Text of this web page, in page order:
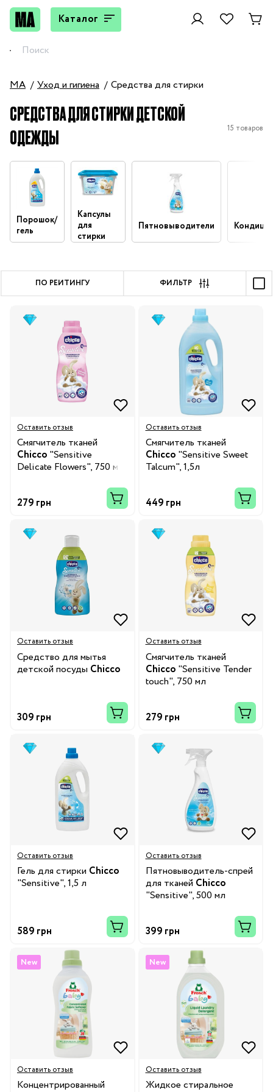
Каталог
MA Уход и гигиена Средства для стирки
СРЕДСТВА ДЛЯ СТИРКИ ДЕТСКОЙ
ОДЕЖДЫ
15 товаров
Порошок/
гель
Капсулы
для
стирки
Пятновыводители
ПО РЕЙТИНГУ ФИЛЬТР
Оставить отзыв
Смягчитель тканей
Chicco "Sensitive
Delicate Flowers", 750 мл
279 грн
Оставить отзыв
Смягчитель тканей
Chicco "Sensitive Sweet
Talcum", 1,5л
449 грн
Оставить отзыв
Средство для мытья
детской посуды Chicco
309 грн
Оставить отзыв
Смягчитель тканей
Chicco "Sensitive Tender
touch", 750 мл
279 грн
Оставить отзыв
Гель для стирки Chicco
"Sensitive", 1,5 л
589 грн
Оставить отзыв
Пятновыводитель-спрей
для тканей Chicco
"Sensitive", 500 мл
399 грн
New
Оставить отзыв
Концентрированный
New
Оставить отзыв
Жидкое стиральное